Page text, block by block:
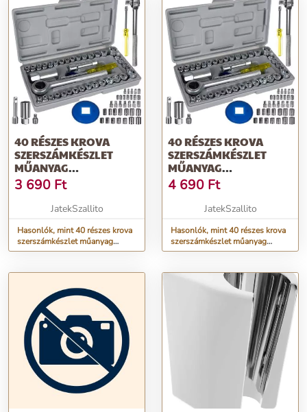
40 RÉSZES KROVA
SZERSZÁMKÉSZLET
MŰANYAG
HORDTÁSKÁBAN -
CSAVARHÚZÓVAL,
MENETIRÁNYFORDÍTÓVAL,
HOSSZABBÍTÓVAL,
BŐVÍTŐVEL ÉS
3 690 Ft
JatekSzallito
Hasonlók, mint 40 részes krova
szerszámkészlet műanyag
hordtáskában - csavarhúzóval,
hosszabbítóval, bővítővel és
40 RÉSZES KROVA
SZERSZÁMKÉSZLET
MŰANYAG
HORDTÁSKÁBAN -
CSAVARHÚZÓVAL,
HOSSZABBÍTÓVAL,
BŐVÍTŐVEL ÉS
19168)
4 690 Ft
JatekSzallito
Hasonlók, mint 40 részes krova
szerszámkészlet műanyag
hordtáskában - csavarhúzóval,
hosszabbítóval, bővítővel és
szűkítővel (BB-19168)